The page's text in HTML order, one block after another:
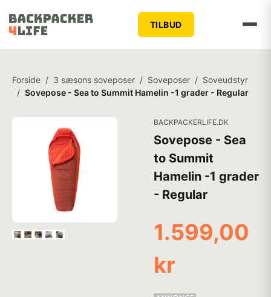
TILBUD
Forside / 3 sæsons soveposer / Soveposer / Soveudstyr
/ Sovepose - Sea to Summit Hamelin -1 grader - Regular
BACKPACKERLIFE.DK
Sovepose - Sea
to Summit
Hamelin -1 grader
- Regular
1.599,00
kr